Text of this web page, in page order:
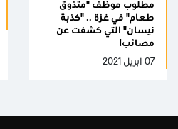
مطلوب موظف "متذوق
طعام" في غزة .. "كذبة
نيسان" التي كشفت عن
مصائب!
07 ابريل 2021